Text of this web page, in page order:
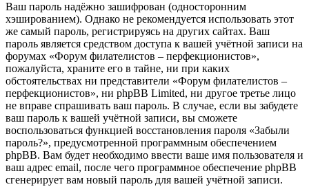
Ваш пароль надёжно зашифрован (односторонним
хэшированием). Однако не рекомендуется использовать этот
же самый пароль, регистрируясь на других сайтах. Ваш
пароль является средством доступа к вашей учётной записи на
форумах «Форум филателистов – перфекционистов»,
пожалуйста, храните его в тайне, ни при каких
обстоятельствах ни представители «Форум филателистов –
перфекционистов», ни phpBB Limited, ни другое третье лицо
не вправе спрашивать ваш пароль. В случае, если вы забудете
ваш пароль к вашей учётной записи, вы сможете
воспользоваться функцией восстановления пароля «Забыли
пароль?», предусмотренной программным обеспечением
phpBB. Вам будет необходимо ввести ваше имя пользователя и
ваш адрес email, после чего программное обеспечение phpBB
сгенерирует вам новый пароль для вашей учётной записи.